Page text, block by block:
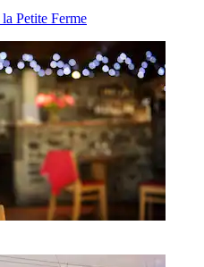
Petite Ferme